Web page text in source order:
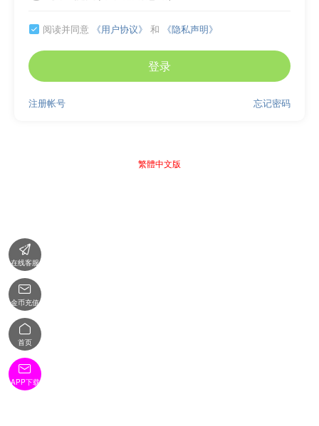
 阅读并同意 《用户协议》 和 《隐私声明》
登录
忘记密码
注册帐号
繁體中文版

在线客服

金币充值

首页

APP下载